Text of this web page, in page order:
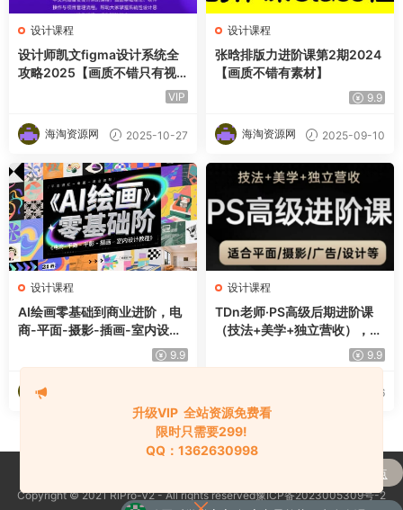
设计课程
设计师凯文figma设计系统全
攻略2025【画质不错只有视
VIP
海淘资源网 2025-10-27
设计课程
张晗排版力进阶课第2期2024
【画质不错有素材】
9.9
海淘资源网 2025-09-10
设计课程
AI绘画零基础到商业进阶，电
商-平面-摄影-插画-室内设计
9.9
海淘资源网
设计课程
TDn老师·PS高级后期进阶课
（技法+美学+独立营收），适
9.9
2025-05-16
Copyright © 2021 RiPro-V2 - All rights reserved豫ICP备2023005309号-2
升级VIP 全站资源免费看
限时只需要299!
QQ：1362630998
了
通达信强龙战法抄底先锋捕捉主升浪买点
全套指标公式